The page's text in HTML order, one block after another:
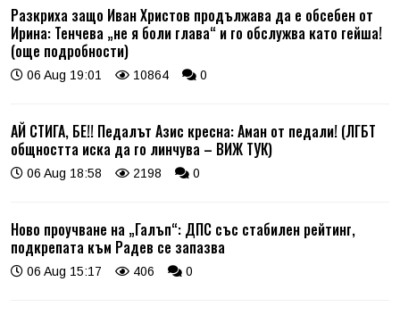
Разкриха защо Иван Христов продължава да е обсебен от
Ирина: Тенчева „не я боли глава“ и го обслужва като гейша!
(още подробности)
06 Aug 19:01 10864 0
АЙ СТИГА, БЕ!! Педалът Азис кресна: Аман от педали! (ЛГБТ
общността иска да го линчува – ВИЖ ТУК)
06 Aug 18:58 2198 0
Ново проучване на „Галъп“: ДПС със стабилен рейтинг,
подкрепата към Радев се запазва
06 Aug 15:17 406 0